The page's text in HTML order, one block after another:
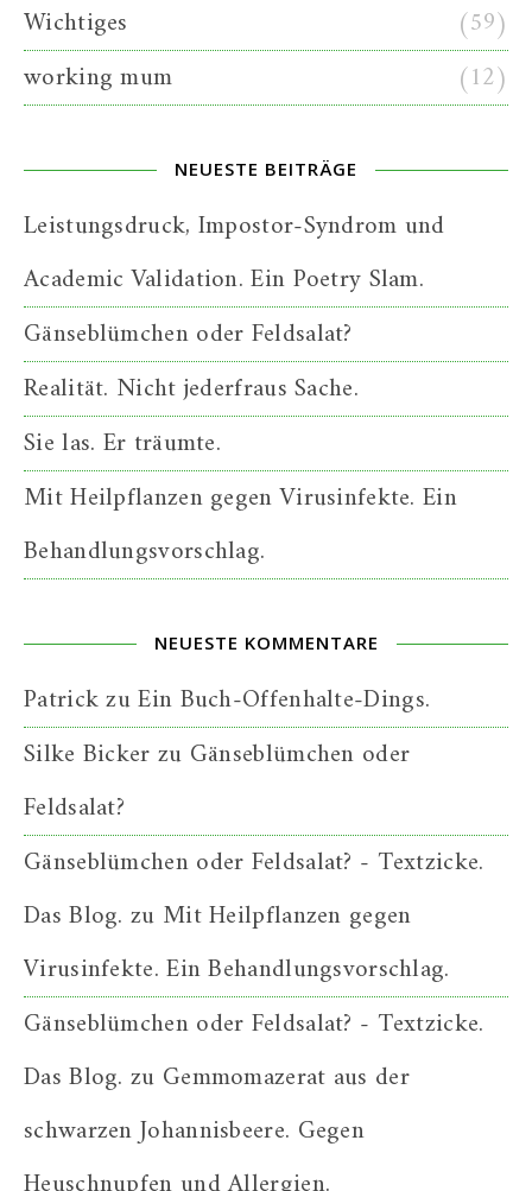
Wichtiges
(59)
working mum
(12)
NEUESTE BEITRÄGE
Leistungsdruck, Impostor-Syndrom und
Academic Validation. Ein Poetry Slam.
Gänseblümchen oder Feldsalat?
Realität. Nicht jederfraus Sache.
Sie las. Er träumte.
Mit Heilpflanzen gegen Virusinfekte. Ein
Behandlungsvorschlag.
NEUESTE KOMMENTARE
PatrickzuEin Buch-Offenhalte-Dings.
Silke Bickerzu Gänseblümchen oder
Feldsalat?
Gänseblümchen oder Feldsalat? - Textzicke.
Das Blog. zu Mit Heilpflanzen gegen
Virusinfekte. Ein Behandlungsvorschlag.
Gänseblümchen oder Feldsalat? - Textzicke.
Das Blog. zu Gemmomazerat aus der
schwarzen Johannisbeere. Gegen